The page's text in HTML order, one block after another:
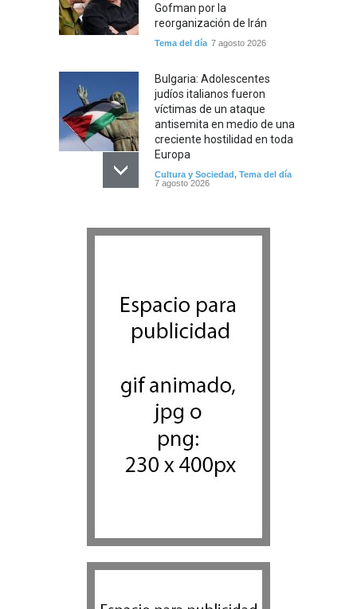
Gofman por la
reorganización de Irán
Tema del día 7 agosto 2026
Bulgaria: Adolescentes
judíos italianos fueron
víctimas de un ataque
antisemita en medio de una
creciente hostilidad en toda
Europa
Cultura y Sociedad, Tema del día
7 agosto 2026
Jenin después de que un
Alarma en Israel: Crece el
temor de que el apoyo
permanente
Israel y Medio Oriente
7 agosto 2026